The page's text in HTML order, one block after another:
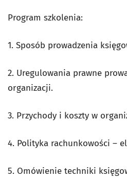
Program szkolenia:
1. Sposób prowadzenia
2. Uregulowania prawne
organizacji.
3. Przychody i koszty w
4. Polityka rachunkowości –
5. Omówienie techniki